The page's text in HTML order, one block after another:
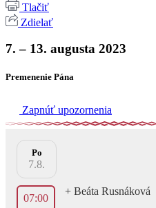
Tlačiť
Zdielať
7. – 13. augusta 2023
Premenenie Pána
Zapnúť upozornenia
Po
7.8.
07:00
+ Beáta Rusnáková